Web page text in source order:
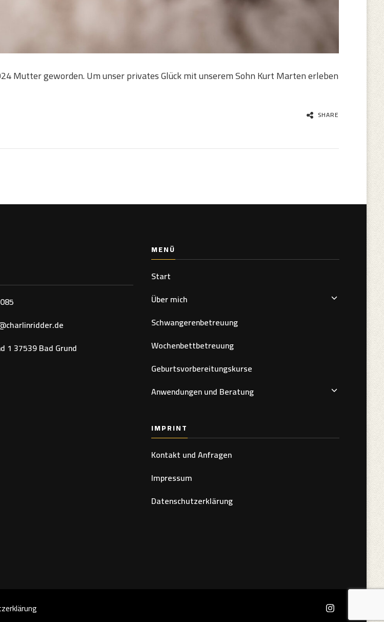
Mutter geworden. Um unser privates Glück mit unserem Sohn Kurt Marten erleben
SHARE
1 37539 Bad Grund
MENÜ
Start
Über mich
Schwangerenbetreuung
Wochenbettbetreuung
Geburtsvorbereitungskurse
Anwendungen und Beratung
IMPRINT
Kontakt und Anfragen
Impressum
Datenschutzerklärung